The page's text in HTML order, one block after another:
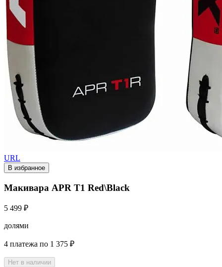
URL
В избранное
Макивара APR T1 Red\Black
5 499 ₽
долями
4 платежа по 1 375 ₽
Нет в наличии